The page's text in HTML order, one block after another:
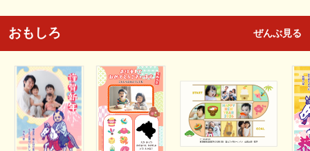
おもしろ ぜんぶ見る